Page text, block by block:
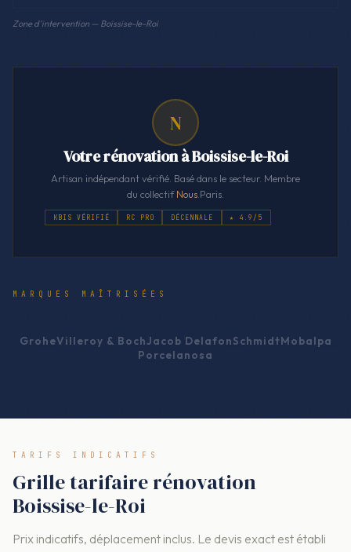
Zone d'intervention — Boissise-le-Roi
N
Votre rénovation à Boissise-le-Roi
Artisan indépendant vérifié. Basé dans le secteur. Membre
du collectifNous .Paris.
KBIS VÉRIFIÉ RC PRO DÉCENNALE ★ 4.9/5
MARQUES MAÎTRISÉES
GroheVilleroy & BochJacob DelafonSchmidtMobalpa
Porcelanosa
TARIFS INDICATIFS
Grille tarifaire rénovation
Boissise-le-Roi
Prix indicatifs, déplacement inclus. Le devis exact est établi